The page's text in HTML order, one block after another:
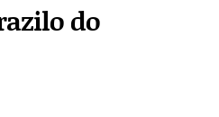
do